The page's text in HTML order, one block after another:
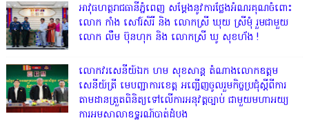
អាវុធហត្ថរាជធានីភ្នំពេញ សម្តែងនូវការថ្លែងអំណរគុណចំពោះ
លោក កាំង សៅរ៍សិរី និង លោកស្រី ឃុយ ស្រីមុំ រួមជាមួយ
លោក លឹម ប៊ុនហុក និង លោកស្រី ឃូ សុខហ័ង !
លោក​វរសេនីយ៍ឯក​ ហម​ សុខសាន្ត តំណាង​លោកឧត្តម
សេនីយ៍ត្រី មេបញ្ជាការ​ខេត្ត អញ្ជេីញចូលរួមកិច្ចប្រជុំស្ដីពីការ
តាមដានត្រួតពិនិត្យទៅលេីការអនុវត្តច្បាប់​ ជាមួយមហាអយ្យ
ការអមសាលាឧទ្ឋរណ៍បាត់ដំបង